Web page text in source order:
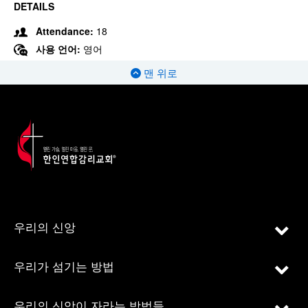
DETAILS
Attendance: 18
사용 언어: 영어
맨 위로
우리의 신앙
우리가 섬기는 방법